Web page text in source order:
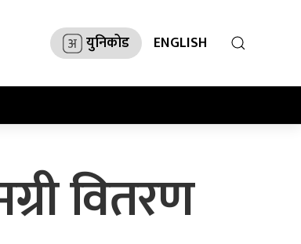
युनिकोड ENGLISH
वितरण